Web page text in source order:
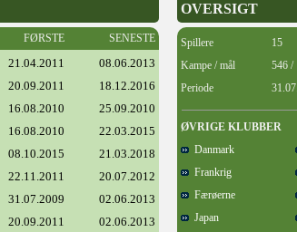
FØRSTE SENESTE
21.04.2011
08.06.2013
20.09.2011
18.12.2016
16.08.2010
25.09.2010
16.08.2010
22.03.2015
08.10.2015
21.03.2018
22.11.2011
20.07.2012
31.07.2009
02.06.2013
20.09.2011
02.06.2013
OVERSIGT
Spillere
15
Kampe / mål
546 /
Periode
ØVRIGE KLUBBER
Danmark
Frankrig
Færøerne
Japan